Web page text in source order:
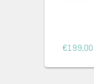
€199,00